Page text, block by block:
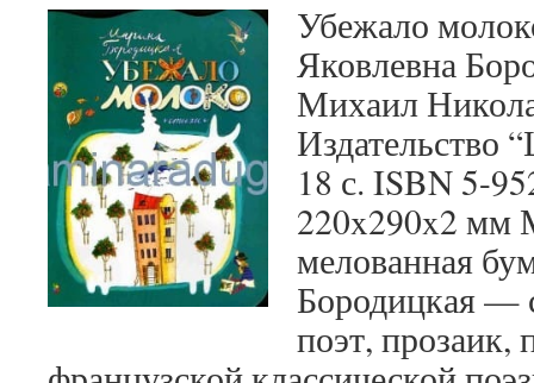
Убежало
Яковлевна
Михаил
Издательство
18 с. ISBN 5-
220x290x2 мм
мелованная
Бородицкая —
поэт, прозаик,